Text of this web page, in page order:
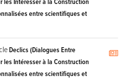
les Intéresser à la Construction
entre scientifiques et
Declics (Dialogues Entre
les Intéresser à la Construction
entre scientifiques et